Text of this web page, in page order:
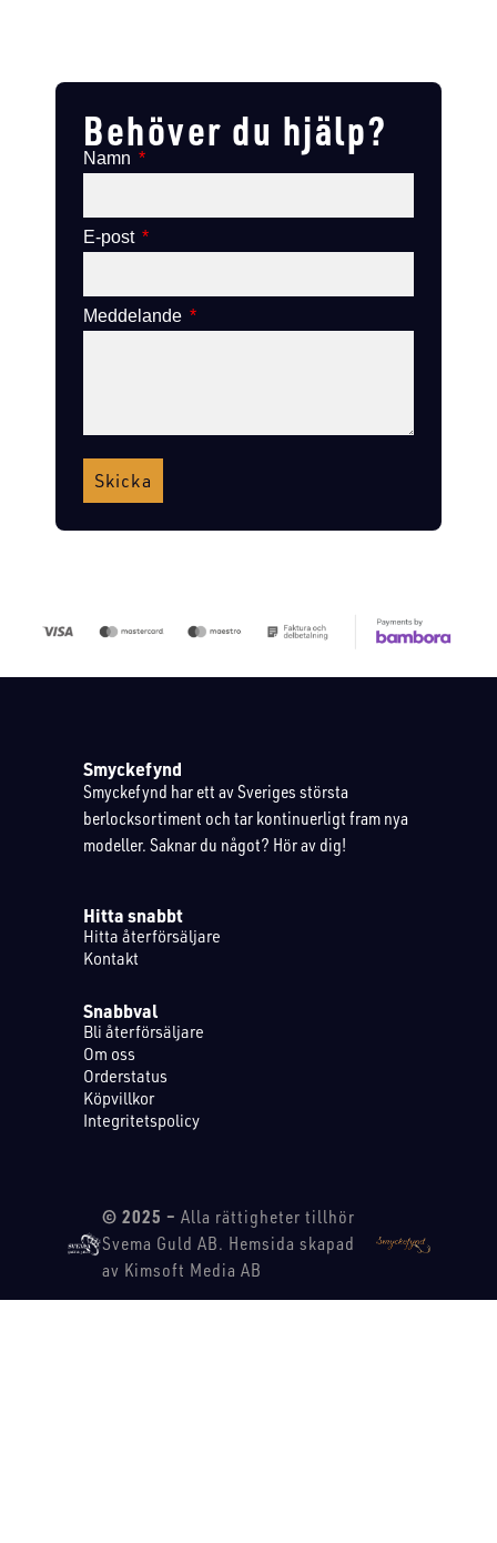
Behöver du hjälp?
Namn
E-post
Meddelande
Skicka
Smyckefynd
Smyckefynd har ett av Sveriges största
berlocksortiment och tar kontinuerligt fram nya
modeller. Saknar du något? Hör av dig!
Hitta snabbt
Hitta återförsäljare
Kontakt
Snabbval
Bli återförsäljare
Om oss
Orderstatus
Köpvillkor
Integritetspolicy
© 2025 – Alla rättigheter tillhör
Svema Guld AB. Hemsida skapad
av Kimsoft Media AB